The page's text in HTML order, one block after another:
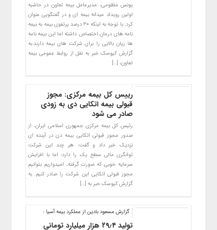
یونس مظلومی، مدیرعامل بیمه تعاون در حاشیه
اولین رویداد عیدانه بیمه ای و در گفتگویی عنوان
کرد: با توجه به اینکه ۳۰ درصد پرتفوی بیمه به بیمه
نامه های درمان اختصاص داشته اما این بیمه نامه
ها زیان بالایی را برای شرکت های بیمه دارند.به
گزارش کیوسک خبر به نقل از روابط عمومی بیمه
تعاون، […]
رییس کل بیمه مرکزی: مجوز
قبولی بیمه اتکایی دی به زودی
صادر می شود
رئیس کل بیمه مرکزی جمهوری اسلامی ایران، از
صدور مجوز قبولی اتکایی بیمه دی در آینده ای
نزدیک خبر داد و گفت: هر چند این شرکت
توانگری مالی سطح یک را دارد؛ اما با افزایش
سرمایه خوبی که صورت گرفته، امیدواریم بتوانیم
مجوز قبولی اتکایی این شرکت را صادر کنیم. به
گزارش کیوسک خبر به […]
گزارش مسعود بادین از عملکرد بیمه آسیا :
تولید ۲۹٫۴ هزار میلیارد تومانی